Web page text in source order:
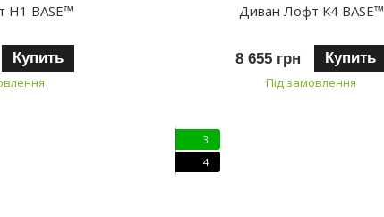
Н1 BASE™
Купить
Диван Лофт К4 BASE™
8 655 грн Купить
Під замовлення
3
4